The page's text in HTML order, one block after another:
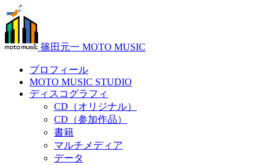
篠田元一 MOTO MUSIC
プロフィール
MOTO MUSIC STUDIO
ディスコグラフィ
CD（オリジナル）
CD（参加作品）
書籍
マルチメディア
データ